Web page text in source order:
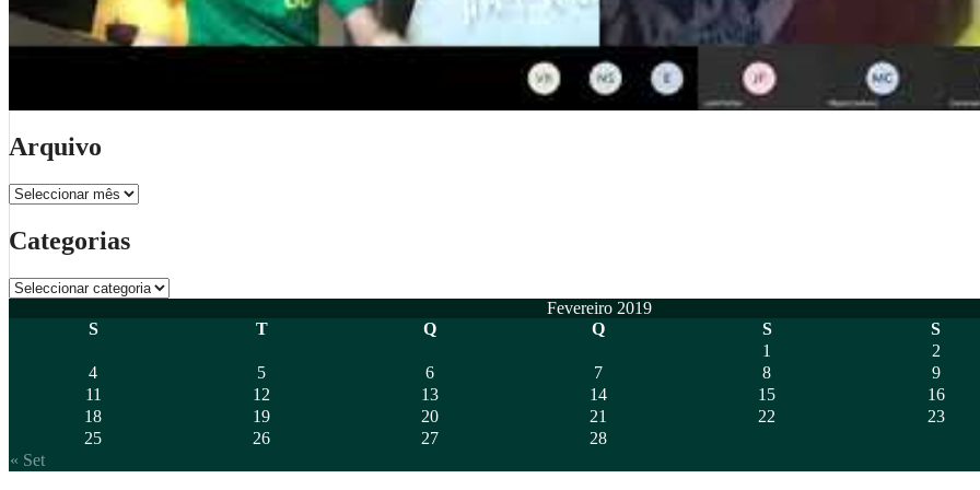
Arquivo
Arquivo
Categorias
Categorias
Fevereiro 2019
S
T Q Q S S
« Set
1
2
4
5 6 7 8
9
11
12 13 14 15
16
18
19 20 21 22
23
25
26 27 28